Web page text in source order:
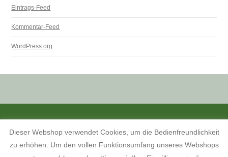
Eintrags-Feed
Kommentar-Feed
WordPress.org
KONTAKT, ÖFFNUNGSZEITEN UND ANFAHRTSBESCHREIBUNG
Dieser Webshop verwendet Cookies, um die Bedienfreundlichkeit
zu erhöhen. Um den vollen Funktionsumfang unseres Webshops